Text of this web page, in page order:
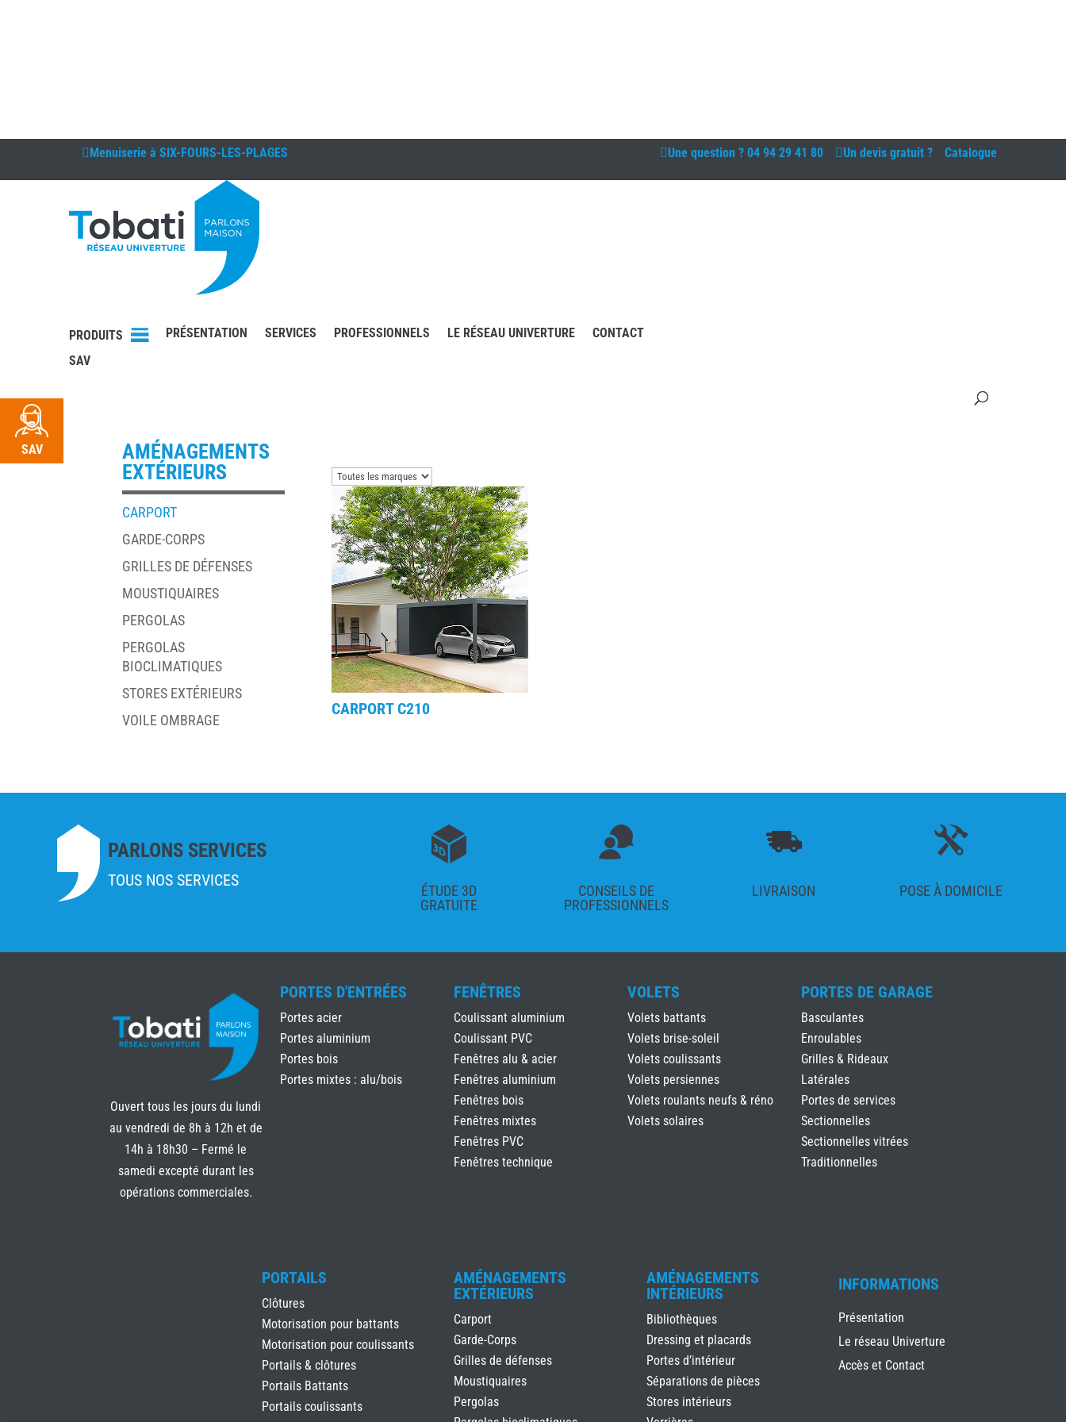
Menuiserie à SIX-FOURS-LES-PLAGES Une question ? 04 94 29 41 80 Un devis gratuit ? Catalogue
PRODUITS PRÉSENTATION SERVICES PROFESSIONNELS LE RÉSEAU UNIVERTURE
CONTACT
SAV
AMÉNAGEMENTS
EXTÉRIEURS
CARPORT
GARDE-CORPS
GRILLES DE DÉFENSES
MOUSTIQUAIRES
PERGOLAS
PERGOLAS
BIOCLIMATIQUES
STORES EXTÉRIEURS
VOILE OMBRAGE
CARPORT C210
PARLONS SERVICES
TOUS NOS SERVICES
ÉTUDE 3D
GRATUITE
CONSEILS DE
PROFESSIONNELS
LIVRAISON POSE À DOMICILE
Ouvert tous les jours du lundi
au vendredi de 8h à 12h et de
14h à 18h30 – Fermé le
samedi excepté durant les
opérations commerciales.
PORTES D'ENTRÉES
Portes acier
Portes aluminium
Portes bois
Portes mixtes : alu/bois
FENÊTRES
Coulissant aluminium
Coulissant PVC
Fenêtres alu & acier
Fenêtres aluminium
Fenêtres bois
Fenêtres mixtes
Fenêtres PVC
Fenêtres technique
VOLETS
Volets battants
Volets brise-soleil
Volets coulissants
Volets persiennes
Volets roulants neufs & réno
Volets solaires
PORTES DE GARAGE
Basculantes
Enroulables
Grilles & Rideaux
Latérales
Portes de services
Sectionnelles
Sectionnelles vitrées
Traditionnelles
PORTAILS
Clôtures
Motorisation pour battants
Motorisation pour coulissants
Portails & clôtures
Portails Battants
Portails coulissants
AMÉNAGEMENTS
EXTÉRIEURS
Carport
Garde-Corps
Grilles de défenses
Moustiquaires
Pergolas
AMÉNAGEMENTS
INTÉRIEURS
Bibliothèques
Dressing et placards
Portes d’intérieur
Séparations de pièces
Stores intérieurs
INFORMATIONS
Présentation
Le réseau Univerture
Accès et Contact
SAV